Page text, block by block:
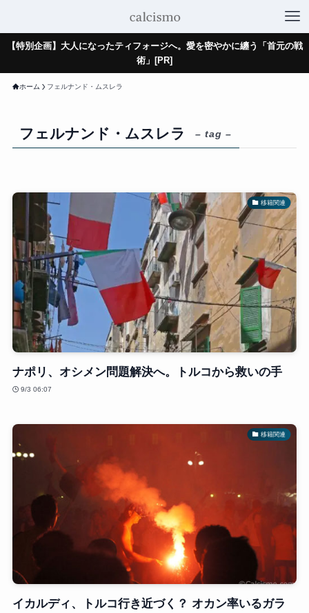
【特別企画】大人になったティフォージへ。愛を密やかに纏う「首元の戦
術」[PR]
ホーム フェルナンド・ムスレラ
フェルナンド・ムスレラ – tag –
移籍関連
ナポリ、オシメン問題解決へ。トルコから救いの手
9/3 06:07
移籍関連
イカルディ、トルコ行き近づく？ オカン率いるガラ